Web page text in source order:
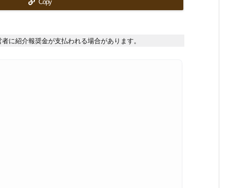
Copy
に紹介報奨金が支払われる場合があります。